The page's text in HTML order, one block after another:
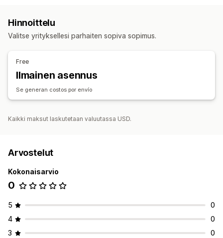
Hinnoittelu
Valitse yrityksellesi parhaiten sopiva sopimus.
Free
Ilmainen asennus
Se generan costos por envío
Kaikki maksut laskutetaan valuutassa USD.
Arvostelut
Kokonaisarvio
0
5
0
4
0
3
0